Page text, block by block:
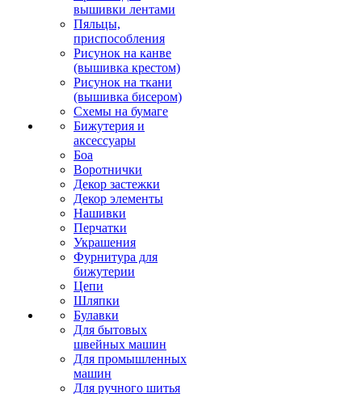
вышивки лентами
Пяльцы,
приспособления
Рисунок на канве
(вышивка крестом)
Рисунок на ткани
(вышивка бисером)
Схемы на бумаге
Бижутерия и
аксессуары
Боа
Воротнички
Декор застежки
Декор элементы
Нашивки
Перчатки
Украшения
Фурнитура для
бижутерии
Цепи
Шляпки
Булавки
Для бытовых
швейных машин
Для промышленных
машин
Для ручного шитья